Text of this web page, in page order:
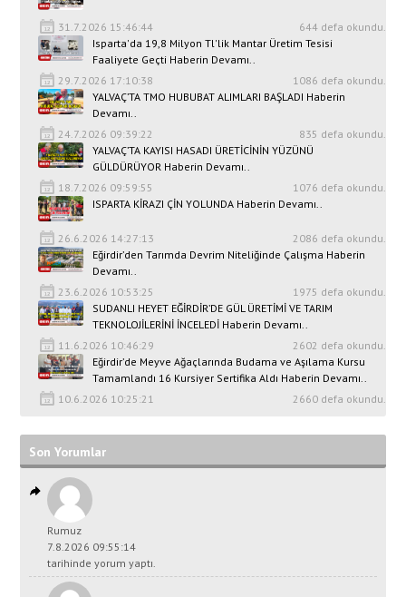
31.7.2026 15:46:44
644 defa okundu.
Isparta'da 19,8 Milyon Tl'lik Mantar Üretim Tesisi
Faaliyete Geçti Haberin Devamı..
29.7.2026 17:10:38
1086 defa okundu.
YALVAÇ’TA TMO HUBUBAT ALIMLARI BAŞLADI Haberin
Devamı..
24.7.2026 09:39:22
835 defa okundu.
YALVAÇ’TA KAYISI HASADI ÜRETİCİNİN YÜZÜNÜ
GÜLDÜRÜYOR Haberin Devamı..
18.7.2026 09:59:55
1076 defa okundu.
ISPARTA KİRAZI ÇİN YOLUNDA Haberin Devamı..
26.6.2026 14:27:13
2086 defa okundu.
Eğirdir’den Tarımda Devrim Niteliğinde Çalışma Haberin
Devamı..
23.6.2026 10:53:25
1975 defa okundu.
SUDANLI HEYET EĞİRDİR’DE GÜL ÜRETİMİ VE TARIM
TEKNOLOJİLERİNİ İNCELEDİ Haberin Devamı..
11.6.2026 10:46:29
2602 defa okundu.
Eğirdir’de Meyve Ağaçlarında Budama ve Aşılama Kursu
Tamamlandı 16 Kursiyer Sertifika Aldı Haberin Devamı..
10.6.2026 10:25:21
2660 defa okundu.
Son Yorumlar
Rumuz
7.8.2026 09:55:14
tarihinde yorum yaptı.